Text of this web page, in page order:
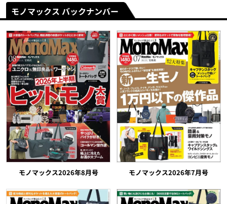
モノマックス バックナンバー
モノマックス2026年8月号 モノマックス2026年7月号